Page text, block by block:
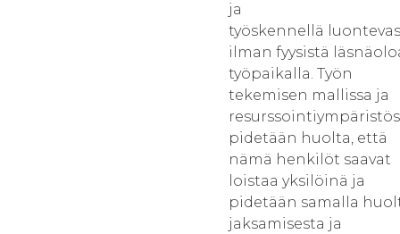
ja
työskennellä
ilman fyysistä
työpaikalla. Työn
tekemisen mallissa ja
pidetään huolta, että
nämä henkilöt saavat
loistaa yksilöinä ja
pidetään samalla
jaksamisesta ja